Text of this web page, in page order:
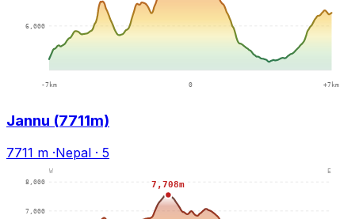
Jannu (7711m)
7711 m ·Nepal · 5